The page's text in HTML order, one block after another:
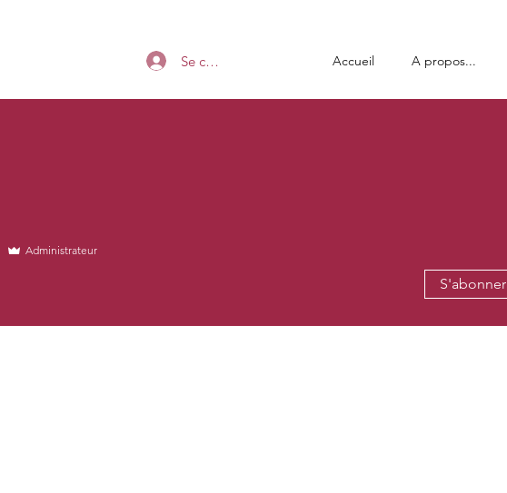
Se connecter Accueil A propos...
Administrateur
S'abonner